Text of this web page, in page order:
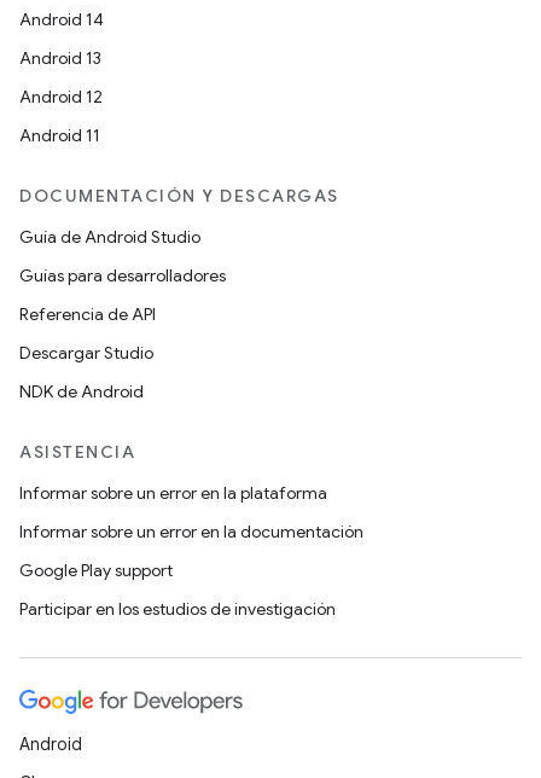
Android 14
Android 13
Android 12
Android 11
DOCUMENTACIÓN Y DESCARGAS
Guía de Android Studio
Guías para desarrolladores
Referencia de API
Descargar Studio
NDK de Android
ASISTENCIA
Informar sobre un error en la plataforma
Informar sobre un error en la documentación
Google Play support
Participar en los estudios de investigación
Android